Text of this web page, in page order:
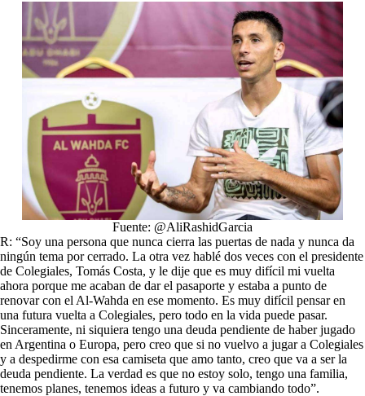
Fuente: @AliRashidGarcia
R: “Soy una persona que nunca cierra las puertas de nada y nunca da
ningún tema por cerrado. La otra vez hablé dos veces con el presidente
de Colegiales, Tomás Costa, y le dije que es muy difícil mi vuelta
ahora porque me acaban de dar el pasaporte y estaba a punto de
renovar con el Al-Wahda en ese momento. Es muy difícil pensar en
una futura vuelta a Colegiales, pero todo en la vida puede pasar.
Sinceramente, ni siquiera tengo una deuda pendiente de haber jugado
en Argentina o Europa, pero creo que si no vuelvo a jugar a Colegiales
y a despedirme con esa camiseta que amo tanto, creo que va a ser la
deuda pendiente. La verdad es que no estoy solo, tengo una familia,
tenemos planes, tenemos ideas a futuro y va cambiando todo”.